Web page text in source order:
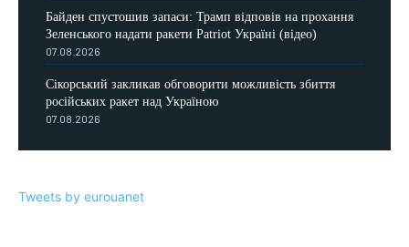
Байден спустошив запаси: Трамп відповів на прохання
Зеленського надати ракети Patriot Україні (відео)
07.08.2026
Сікорський закликав обговорити можливість збиття
російських ракет над Україною
07.08.2026
Tweets by eurouanet